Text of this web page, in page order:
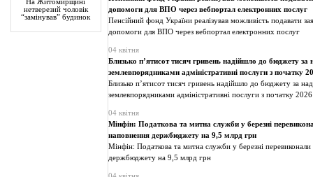
На Житомирщині
нетверезий чоловік
“замінував” будинок
допомоги для ВПО через вебпортал електронних послуг
Пенсійний фонд України реалізував можливість подавати
допомоги для ВПО через вебпортал електронних послуг
04 квітня
Близько п’ятисот тисяч гривень надійшло до бюджету за
землевпорядниками адміністративні послуги з початку
Близько п’ятисот тисяч гривень надійшло до бюджету за
землевпорядниками адміністративні послуги з початку
04 квітня
Мінфін: Податкова та митна служби у березні
наповнення держбюджету на 9,5 млрд грн
Мінфін: Податкова та митна служби у березні
держбюджету на 9,5 млрд грн